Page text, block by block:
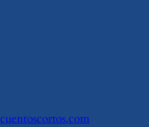
cuentoscortos.com